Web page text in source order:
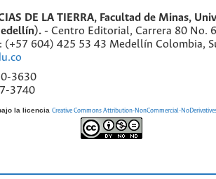
DE LA TIERRA, Facultad de Minas,
- Centro Editorial, Carrera 80 No.
(+57 604) 425 53 43 Medellín Colombia,
3630
3740
la licencia Creative Commons Attribution-NonCommercial-